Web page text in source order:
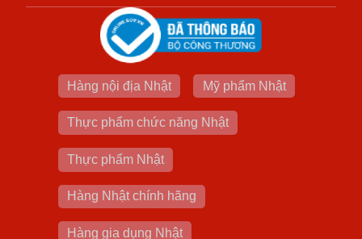
Hàng nội địa Nhật Mỹ phẩm Nhật
Thực phẩm chức năng Nhật
Thực phẩm Nhật
Hàng Nhật chính hãng
Hàng gia dụng Nhật